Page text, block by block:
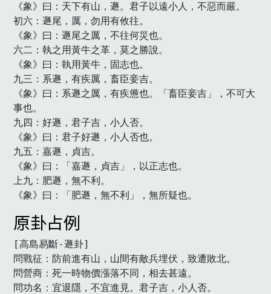
《象》曰：天下有山，遯。君子以遠小人，不惡而嚴。
初六：遯尾，厲，勿用有攸往。
《象》曰：遯尾之厲，不往何災也。
六二：執之用黃牛之革，莫之勝說。
《象》曰：執用黃牛，固志也。
九三：系遯，有疾厲，畜臣妾吉。
《象》曰：系遯之厲，有疾憊也。「畜臣妾吉」，不可大
事也。
九四：好遯，君子吉，小人否。
《象》曰：君子好遯，小人否也。
九五：嘉遯，貞吉。
《象》曰：「嘉遯，貞吉」，以正志也。
上九：肥遯，無不利。
《象》曰：「肥遯，無不利」，無所疑也。
原卦占例
[高島易斷-遯卦]
問戰征：防前進有山，山間有敵兵埋伏，致遭敗北。
問營商：死一時物價漲落不同，相去甚遠。
問功名：宜退隱，不宜進見。君子吉，小人否。